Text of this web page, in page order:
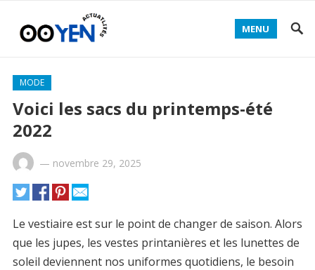
MENU
MODE
Voici les sacs du printemps-été
2022
— novembre 29, 2025
Le vestiaire est sur le point de changer de saison. Alors
que les jupes, les vestes printanières et les lunettes de
soleil deviennent nos uniformes quotidiens, le besoin